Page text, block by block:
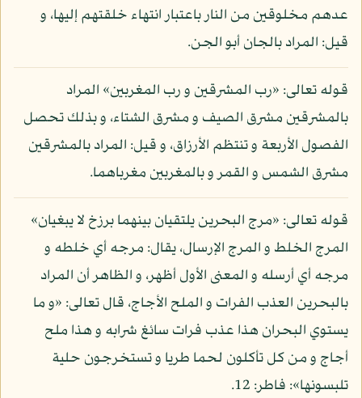
عدهم مخلوقين من النار باعتبار انتهاء خلقتهم إليها، و
قيل: المراد بالجان أبو الجن.
قوله تعالى: «رب المشرقين و رب المغربين» المراد
بالمشرقين مشرق الصيف و مشرق الشتاء، و بذلك تحصل
الفصول الأربعة و تنتظم الأرزاق، و قيل: المراد بالمشرقين
مشرق الشمس و القمر و بالمغربين مغرباهما.
قوله تعالى: «مرج البحرين يلتقيان بينهما برزخ لا يبغيان»
المرج الخلط و المرج الإرسال، يقال: مرجه أي خلطه و
مرجه أي أرسله و المعنى الأول أظهر، و الظاهر أن المراد
بالبحرين العذب الفرات و الملح الأجاج، قال تعالى: «و ما
يستوي البحران هذا عذب فرات سائغ شرابه و هذا ملح
أجاج و من كل تأكلون لحما طريا و تستخرجون حلية
تلبسونها»: فاطر: 12.